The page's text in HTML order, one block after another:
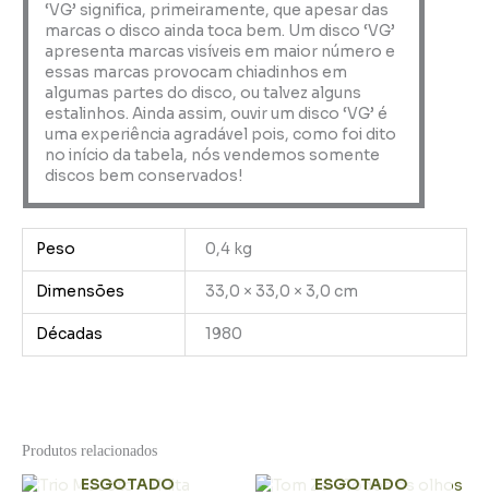
‘VG’ significa, primeiramente, que apesar das
marcas o disco ainda toca bem. Um disco ‘VG’
apresenta marcas visíveis em maior número e
essas marcas provocam chiadinhos em
algumas partes do disco, ou talvez alguns
estalinhos. Ainda assim, ouvir um disco ‘VG’ é
uma experiência agradável pois, como foi dito
no início da tabela, nós vendemos somente
discos bem conservados!
Peso 0,4 kg
Dimensões 33,0 × 33,0 × 3,0 cm
Décadas 1980
Produtos relacionados
ESGOTADO ESGOTADO